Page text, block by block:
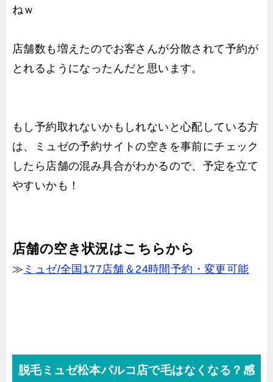
ねｗ
店舗数も増えたのでお客さんが分散されて予約が
とれるようになったんだと思います。
もし予約取れないかもしれないと心配している方
は、ミュゼの予約サイトの空きを事前にチェック
したら店舗の混み具合がわかるので、予定を立て
やすいかも！
店舗の空き状況はこちらから
≫ ミュゼ/全国177店舗＆24時間予約・変更可能
脱毛ミュゼ松本パルコ店で毛はなくなる？感